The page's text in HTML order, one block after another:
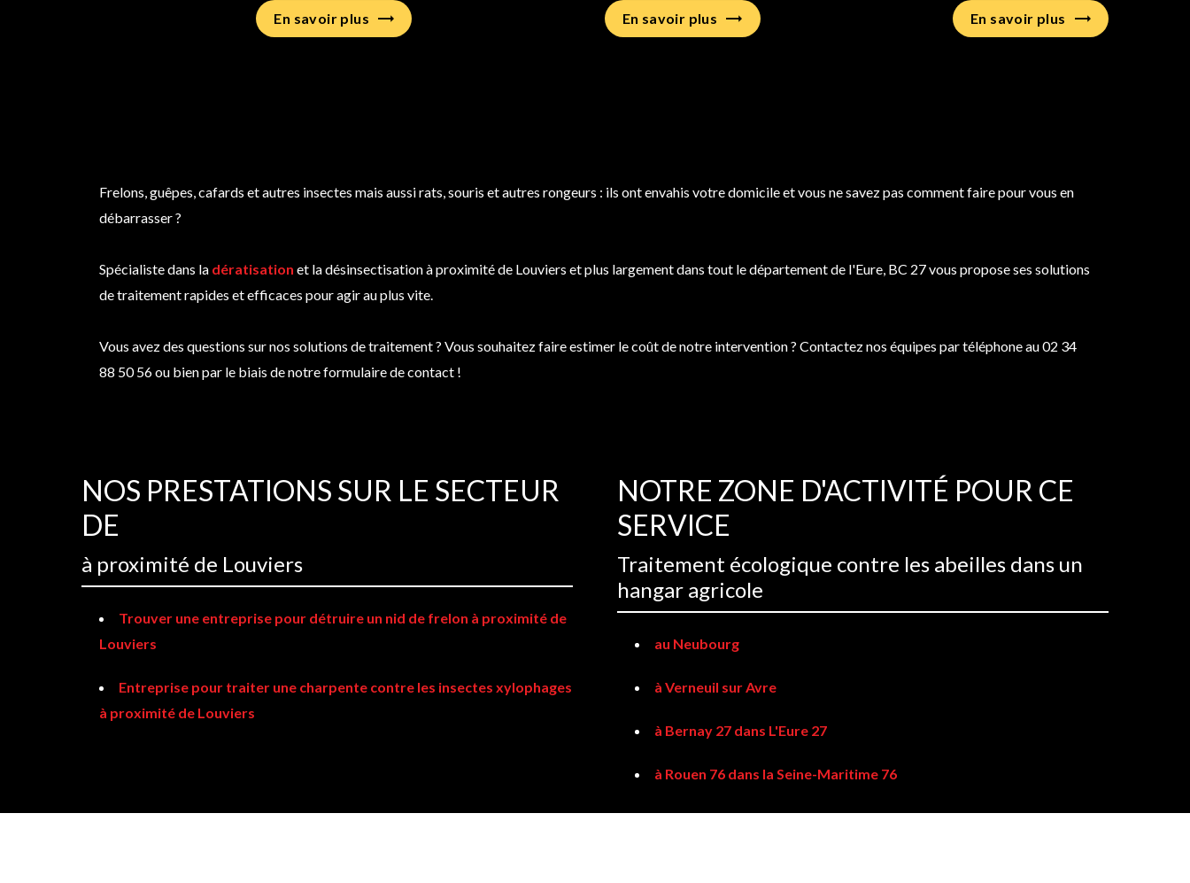
En savoir plus En savoir plus En savoir plus
Frelons, guêpes, cafards et autres insectes mais aussi rats, souris et autres rongeurs : ils ont envahis votre domicile et vous ne savez pas comment faire pour vous en
débarrasser ?
Spécialiste dans la dératisation et la désinsectisation à proximité de Louviers et plus largement dans tout le département de l'Eure, BC 27 vous propose ses solutions
de traitement rapides et efficaces pour agir au plus vite.
Vous avez des questions sur nos solutions de traitement ? Vous souhaitez faire estimer le coût de notre intervention ? Contactez nos équipes par téléphone au 02 34
88 50 56 ou bien par le biais de notre formulaire de contact !
NOS PRESTATIONS SUR LE SECTEUR
DE
à proximité de Louviers
Trouver une entreprise pour détruire un nid de frelon à proximité de
Louviers
Entreprise pour traiter une charpente contre les insectes xylophages
à proximité de Louviers
NOTRE ZONE D'ACTIVITÉ POUR CE
SERVICE
Traitement écologique contre les abeilles dans un
hangar agricole
au Neubourg
à Verneuil sur Avre
à Bernay 27 dans L'Eure 27
à Rouen 76 dans la Seine-Maritime 76